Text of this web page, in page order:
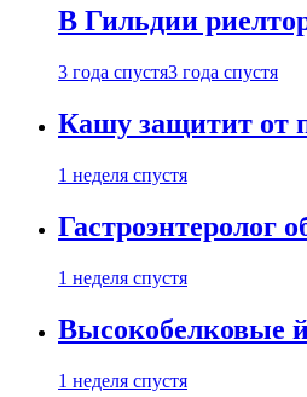
В Гильдии
3 года спустя3 года спустя
Кашу защитит от
1 неделя спустя
Гастроэнтеролог
1 неделя спустя
Высокобелковые
1 неделя спустя